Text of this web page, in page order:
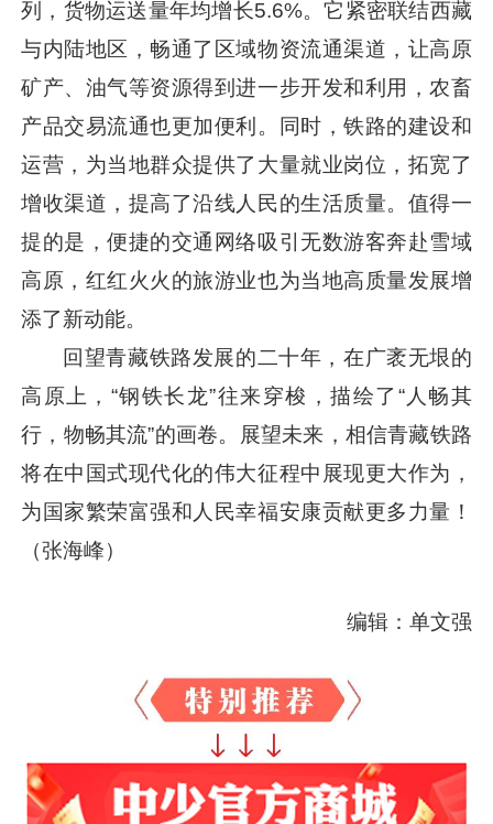
列，货物运送量年均增长5.6%。它紧密联结西藏
与内陆地区，畅通了区域物资流通渠道，让高原
矿产、油气等资源得到进一步开发和利用，农畜
产品交易流通也更加便利。同时，铁路的建设和
运营，为当地群众提供了大量就业岗位，拓宽了
增收渠道，提高了沿线人民的生活质量。值得一
提的是，便捷的交通网络吸引无数游客奔赴雪域
高原，红红火火的旅游业也为当地高质量发展增
添了新动能。
回望青藏铁路发展的二十年，在广袤无垠的
高原上，“钢铁长龙”往来穿梭，描绘了“人畅其
行，物畅其流”的画卷。展望未来，相信青藏铁路
将在中国式现代化的伟大征程中展现更大作为，
为国家繁荣富强和人民幸福安康贡献更多力量！
（张海峰）
编辑：单文强